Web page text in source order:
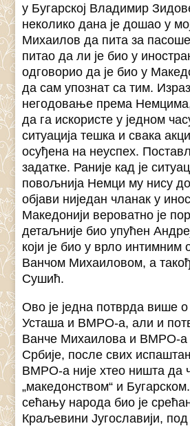
у Бугарској Владимир
неколико дана је дошао у
Михаилов да пита за
питао да ли је био у
одговорио да је био у
да сам упознат са тим.
негодовање према
да га искористе у једном
ситуација тешка и свака
осуђена на неуспех.
задатке. Раније кад је
повољнија Немци му нису
објави ниједан чланак у
Македонији вероватно је
детаљније био упућен
који је био у врло интимним
Ванчом Михаиловом, а
Сушић.
Ово је једна потврда више
Усташа и ВМРО-а, али и
Ванче Михаилова и ВМРО-а
Србије, после свих
ВМРО-а није хтео ништа да
„македонством“ и
сећању народа био је
Краљевини Југославији,